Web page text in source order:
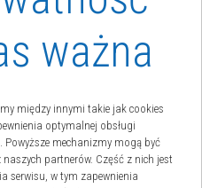
manualnych,
procedur testowych,
użytkownika.
ważna
między innymi takie jak cookies
optymalnej obsługi
mechanizmy mogą być
partnerów. Część z nich jest
serwisu, w tym zapewnienia